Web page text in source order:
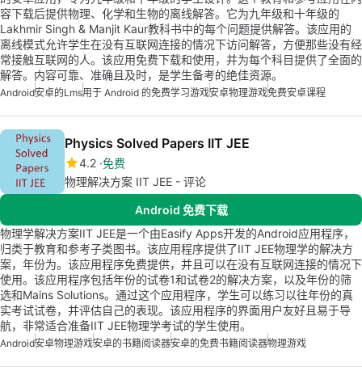
容下载后提供物理、化学和生物的离线解答。它为九年级和十年级的
Lakhmir Singh & Manjit Kaur教科书中的每个问题提供解答。该应用的
离线模式允许学生在没有互联网连接的情况下访问解答，方便那些没有经
常接触互联网的人。该应用免费下载和使用，并为每个科目提供了全面的
解答。内容可靠、准确且及时，是学生备考的绝佳资源。
Android安卓的lms用于 Android 的免费学习游戏安卓物理游戏免费安卓课程
Physics Solved Papers IIT JEE
4.2 免费
物理解决方案 IIT JEE - 评论
Android 免费下载
物理学解决方案IIT JEE是一个由Easify Apps开发的Android应用程序，
归类于教育和参考子类图书。该应用程序提供了IIT JEE物理学的解决方
案，年份为。该应用程序免费提供，并且可以在没有互联网连接的情况下
使用。该应用程序包括年份的试卷1和试卷2的解决方案，以及年份的筛
选和Mains Solutions。通过这个应用程序，学生可以练习以往年份的真
实考试试卷，并评估自己的表现。该应用程序的界面用户友好且易于导
航，非常适合准备IIT JEE物理学考试的学生使用。
Android安卓物理游戏安卓的书籍阅读器安卓的免费书籍阅读器物理游戏